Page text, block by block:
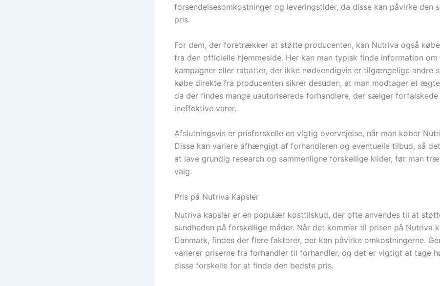
forsendelsesomkostninger og leveringstider, da disse kan påvirke den
pris.
For dem, der foretrækker at støtte producenten, kan Nutriva også
fra den officielle hjemmeside. Her kan man typisk finde information
kampagner eller rabatter, der ikke nødvendigvis er tilgængelige andre
købe direkte fra producenten sikrer desuden, at man modtager et
da der findes mange uautoriserede forhandlere, der sælger forfalskede
ineffektive varer.
Afslutningsvis er prisforskelle en vigtig overvejelse, når man køber
Disse kan variere afhængigt af forhandleren og eventuelle tilbud, så
at lave grundig research og sammenligne forskellige kilder, før man
valg.
Pris på Nutriva Kapsler
Nutriva kapsler er en populær kosttilskud, der ofte anvendes til at
sundheden på forskellige måder. Når det kommer til prisen på Nutriva
Danmark, findes der flere faktorer, der kan påvirke omkostningerne.
varierer priserne fra forhandler til forhandler, og det er vigtigt at tage
disse forskelle for at finde den bedste pris.